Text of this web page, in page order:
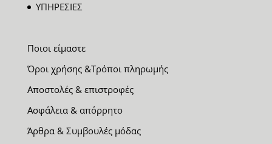
ΥΠΗΡΕΣΙΕΣ
Ποιοι είμαστε
Όροι χρήσης &Τρόποι πληρωμής
Αποστολές & επιστροφές
Ασφάλεια & απόρρητο
Άρθρα & Συμβουλές μόδας